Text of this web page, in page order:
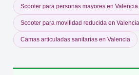
Scooter para personas mayores en Valencia
Scooter para movilidad reducida en Valencia
Camas articuladas sanitarias en Valencia